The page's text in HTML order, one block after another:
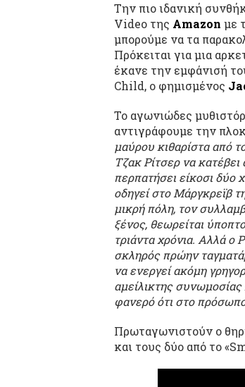
Την πιο ιδανική
Video της Amazon με
μπορούμε να τα
Πρόκειται για μια
έκανε την εμφάνισή
Child, ο φημισμένος
Το αγωνιώδες
αντιγράφουμε την
μαύρου κιθαρίστα από
Τζακ Ρίτσερ να
περπατήσει είκοσι δύο
οδηγεί στο Μάργκρεϊβ
μικρή πόλη, τον
ξένος, θεωρείται
τριάντα χρόνια. Αλλά ο
σκληρός πρώην
να ενεργεί ακόμη
αμείλικτης συνωμοσίας
φανερό ότι στο
Πρωταγωνιστούν ο
και τους δύο από το